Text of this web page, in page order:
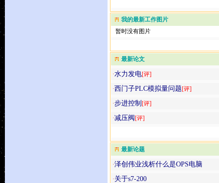
我的最新工作图片
暂时没有图片
最新论文
·水力发电[评]
·西门子PLC模拟量问题[评]
·步进控制 [评]
·减压阀 [评]
最新论题
·泽创伟业浅析什么是OPS电脑
·关于s7-200